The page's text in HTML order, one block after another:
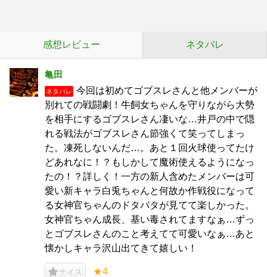
感想レビュー ネタバレ
亀田
ネタバレ
今回は初めてゴブスレさんと他メンバーが
別れての戦闘劇！牛飼女ちゃんを守りながら大勢
を相手にするゴブスレさん凄いな…井戸の中で隠
れる戦法がゴブスレさん節強くて笑ってしまっ
た。凍死しないんだ…。あと１回火球使ってたけ
どあれなに！？もしかして魔術使えるようになっ
たの！？詳しく！一方の新人含めたメンバーは可
愛い新キャラ白兎ちゃんと何故か作戦役になって
る女神官ちゃんのドタバタが見てて楽しかった。
女神官ちゃん成長、基い毒されてますなぁ…ずっ
とゴブスレさんのこと考えてて可愛いなぁ…あと
懐かしキャラ沢山出てきて嬉しい！
ナイス ★4